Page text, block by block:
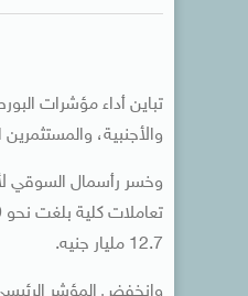
تباين أداء مؤشرات
والأجنبية،
12.7 مليار جنيه.